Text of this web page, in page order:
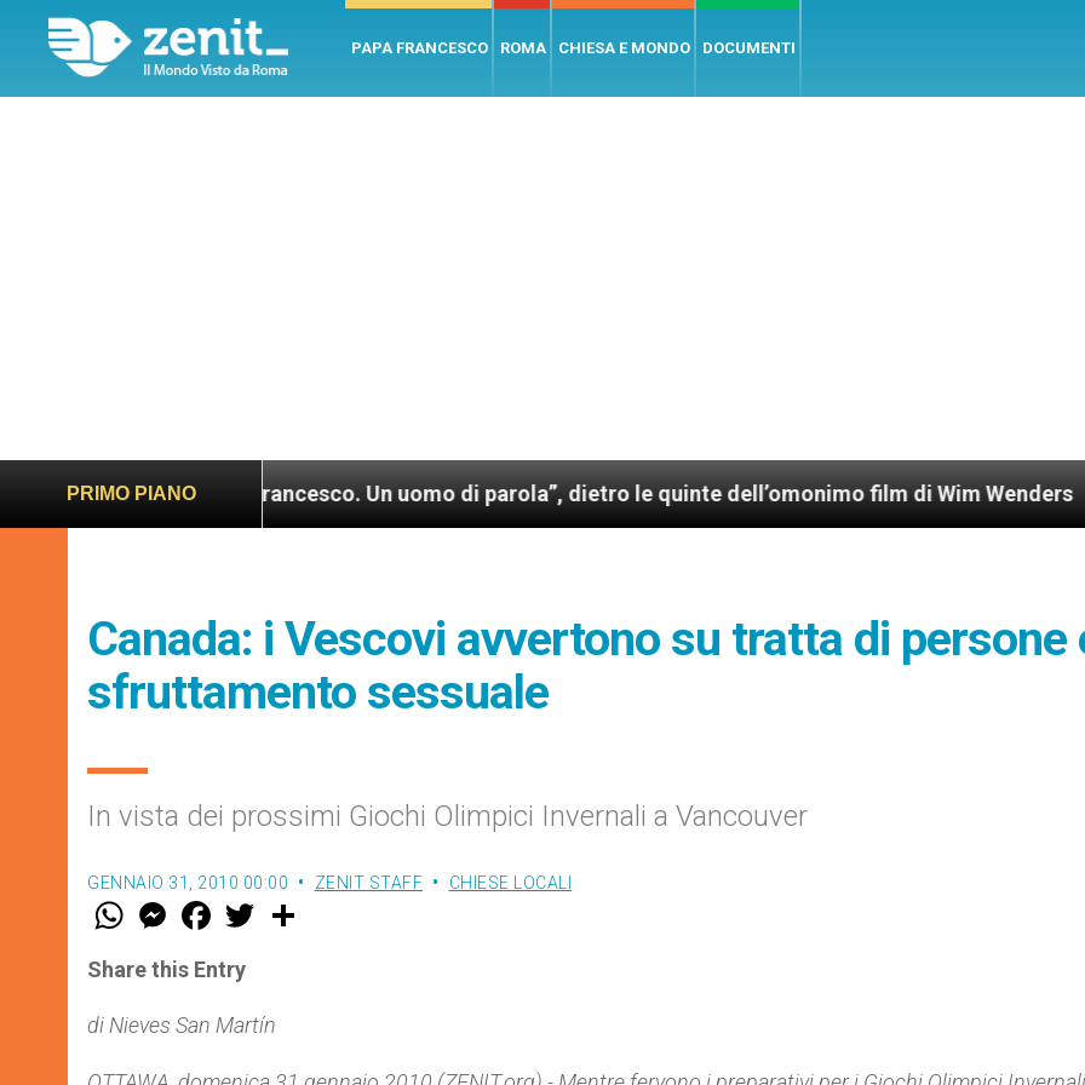
PAPA FRANCESCO ROMA CHIESA E MONDO DOCUMENTI
PRIMO PIANO
LEV: “Papa Francesco. Un uomo di parola”, dietro le quinte dell’omonimo film di Wim Wenders
Canada: i Vescovi avvertono su tratta di persone
sfruttamento sessuale
In vista dei prossimi Giochi Olimpici Invernali a Vancouver
GENNAIO 31, 2010 00:00 ZENIT STAFF CHIESE LOCALI
W
t
s
p
p
M
e
s
e
g
e
F
a
e
b
o
k
w
r
Share this Entry
di Nieves San Martín